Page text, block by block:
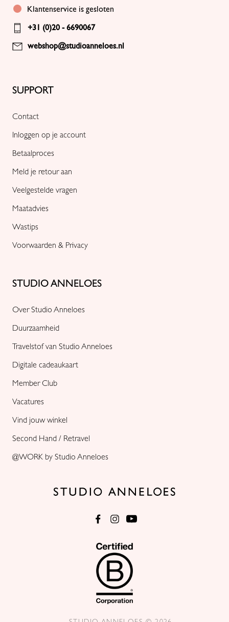
STUDIO ANNELOES
Over Studio Anneloes
Duurzaamheid
Travelstof van Studio Anneloes
Digitale cadeaukaart
Member Club
Vacatures
Vind jouw winkel
Second Hand / Retravel
@WORK by Studio Anneloes
SUPPORT
Contact
Inloggen op je account
Betaalproces
Meld je retour aan
Veelgestelde vragen
Maatadvies
Wastips
Voorwaarden & Privacy
Klantenservice is gesloten
+31 (0)20 - 6690067
webshop@studioanneloes.nl